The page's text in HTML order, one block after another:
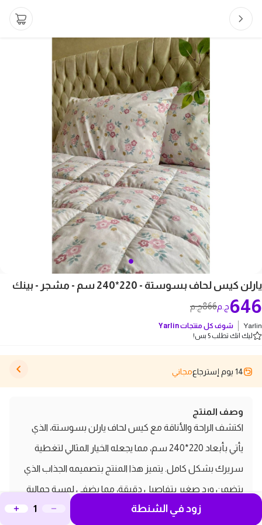
يارلن كيس لحاف بسوستة - 220*240 سم - مشجر - بينك
866ج.م 646ج.م
Yarlin شوف كل منتجاتYarlin
ليك انك تطلب 5 بس!
14 يوم إسترجاع مجاني
وصف المنتج
اكتشف الراحة والأناقة مع كيس لحاف يارلن بسوستة، الذي
يأتي بأبعاد 220*240 سم، مما يجعله الخيار المثالي لتغطية
سريرك بشكل كامل. يتميز هذا المنتج بتصميمه الجذاب الذي
يتضمن ورد صغير بتفاصيل دقيقة، مما يضفي لمسة جمالية
على غرفتك. مصنوع من خامة قطن مخلوط عالية الجودة،
زود في الشنطة